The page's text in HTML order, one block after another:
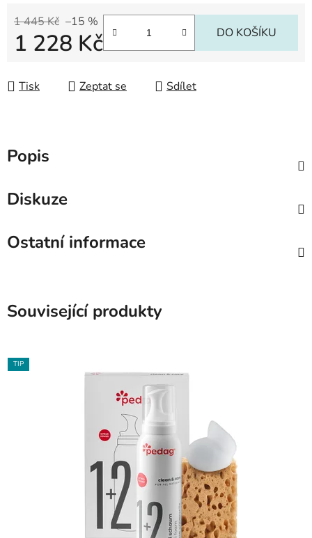
1 445 Kč –15 %
1 228 Kč DO KOŠÍKU
Tisk Zeptat se Sdílet
Popis
Diskuze
Ostatní informace
Související produkty
TIP